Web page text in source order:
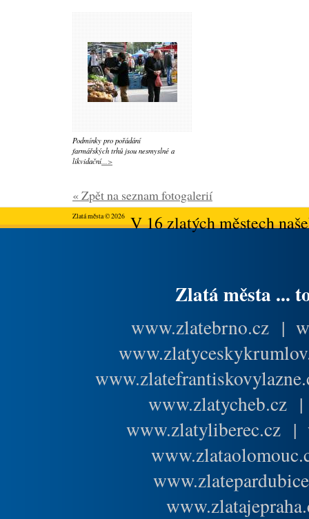
Podmínky pro pořádání
farmářských trhů jsou nesmyslné a
likvidační...>
« Zpět na seznam fotogalerií
Zlatá města © 2026V 16 zlatých městech
Zlatá města ...
www.zlatebrno.cz |
www.zlatycheb.cz
www.zlatyliberec.cz |